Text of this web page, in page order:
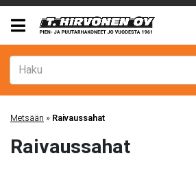
Metsään » Raivaussahat
Raivaussahat